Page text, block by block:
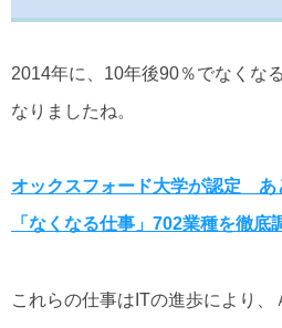
2014年に、10年後90％でなくな
なりましたね。
オックスフォード大学が認定 あ
「なくなる仕事」702業種を徹底
これらの仕事はITの進歩により、